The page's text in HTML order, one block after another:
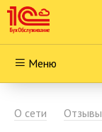
Меню
О сети